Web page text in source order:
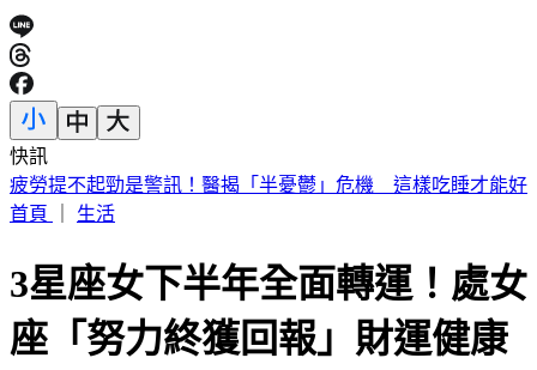
快訊
金價「這時」有望突破5000美元 瑞銀曝3大利多關鍵
首頁
生活
3星座女下半年全面轉運！處女
座「努力終獲回報」財運健康